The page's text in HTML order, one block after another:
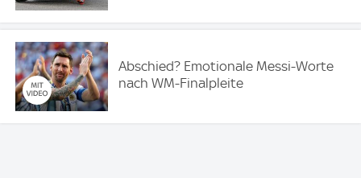
Abschied? Emotionale Messi-Worte
nach WM-Finalpleite